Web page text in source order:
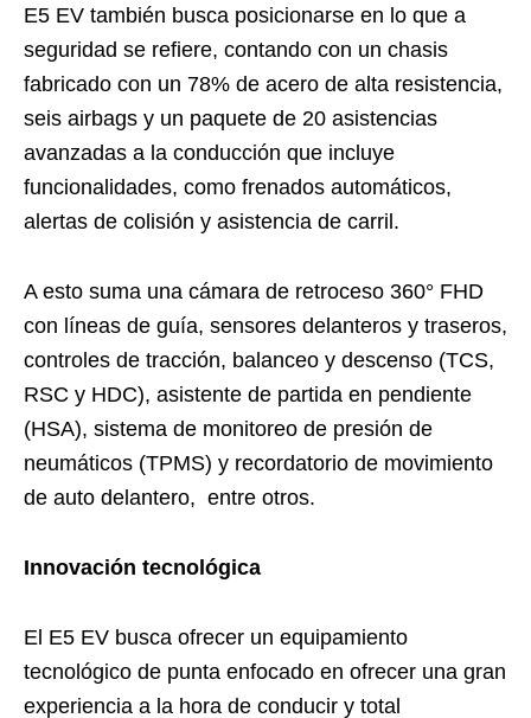
E5 EV también busca posicionarse en lo que a
seguridad se refiere, contando con un chasis
fabricado con un 78% de acero de alta resistencia,
seis airbags y un paquete de 20 asistencias
avanzadas a la conducción que incluye
funcionalidades, como frenados automáticos,
alertas de colisión y asistencia de carril.
A esto suma una cámara de retroceso 360° FHD
con líneas de guía, sensores delanteros y traseros,
controles de tracción, balanceo y descenso (TCS,
RSC y HDC), asistente de partida en pendiente
(HSA), sistema de monitoreo de presión de
neumáticos (TPMS) y recordatorio de movimiento
de auto delantero, entre otros.
Innovación tecnológica
El E5 EV busca ofrecer un equipamiento
tecnológico de punta enfocado en ofrecer una gran
experiencia a la hora de conducir y total